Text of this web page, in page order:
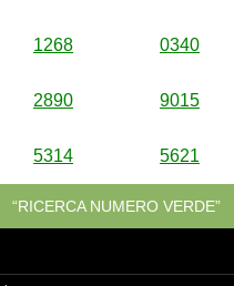
1268 0340
2890 9015
5314 5621
“RICERCA NUMERO VERDE”